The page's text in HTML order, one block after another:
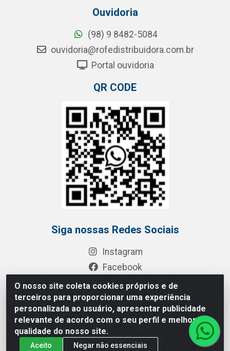
O nosso site coleta cookies próprios e de
terceiros para proporcionar uma experiência
personalizada ao usuário, apresentar publicidade
relevante de acordo com o seu perfil e melhorar a
qualidade do nosso site.
Aceito Negar não essenciais
Ouvidoria
(98) 9 8482-5084
ouvidoria@rofedistribuidora.com.br
Portal ouvidoria
QR CODE
Siga nossas Redes Sociais
Instagram
Facebook
YouTube
LinkedIn
Área de Acesso
Área do Representante